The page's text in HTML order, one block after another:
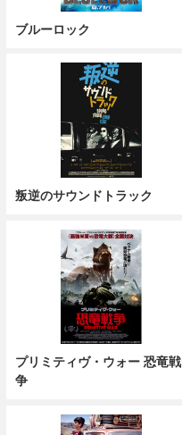
ブルーロック
叛逆のサウンドトラック
プリミティヴ・ウォー 恐竜戦
争